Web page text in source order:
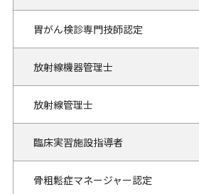
胃がん検診専門技師認定
放射線機器管理士
放射線管理士
臨床実習施設指導者
骨粗鬆症マネージャー認定